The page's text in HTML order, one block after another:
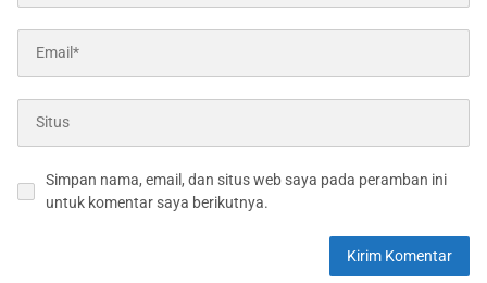
Simpan nama, email, dan situs web saya pada peramban ini
untuk komentar saya berikutnya.